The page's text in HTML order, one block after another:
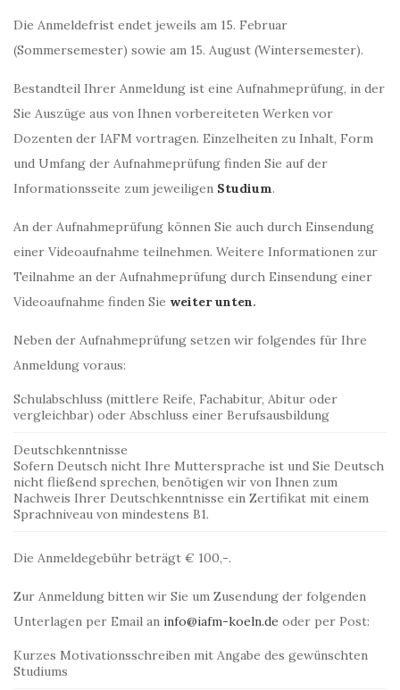
Die Anmeldefrist endet jeweils am 15. Februar
(Sommersemester) sowie am 15. August (Wintersemester).
Bestandteil Ihrer Anmeldung ist eine Aufnahmeprüfung, in der
Sie Auszüge aus von Ihnen vorbereiteten Werken vor
Dozenten der IAFM vortragen. Einzelheiten zu Inhalt, Form
und Umfang der Aufnahmeprüfung finden Sie auf der
Informationsseite zum jeweiligen Studium.
An der Aufnahmeprüfung können Sie auch durch Einsendung
einer Videoaufnahme teilnehmen. Weitere Informationen zur
Teilnahme an der Aufnahmeprüfung durch Einsendung einer
Videoaufnahme finden Sie weiter unten.
Neben der Aufnahmeprüfung setzen wir folgendes für Ihre
Anmeldung voraus:
Schulabschluss (mittlere Reife, Fachabitur, Abitur oder
vergleichbar) oder Abschluss einer Berufsausbildung
Deutschkenntnisse
Sofern Deutsch nicht Ihre Muttersprache ist und Sie Deutsch
nicht fließend sprechen, benötigen wir von Ihnen zum
Nachweis Ihrer Deutschkenntnisse ein Zertifikat mit einem
Sprachniveau von mindestens B1.
Die Anmeldegebühr beträgt € 100,-.
Zur Anmeldung bitten wir Sie um Zusendung der folgenden
Unterlagen per Email an info@iafm-koeln.de oder per Post:
Kurzes Motivationsschreiben mit Angabe des gewünschten
Studiums